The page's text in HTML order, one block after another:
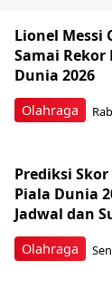
Olahraga
Lionel Messi
Samai Rekor
Dunia 2026
Olahraga
Prediksi
Piala Dunia
Jadwal dan